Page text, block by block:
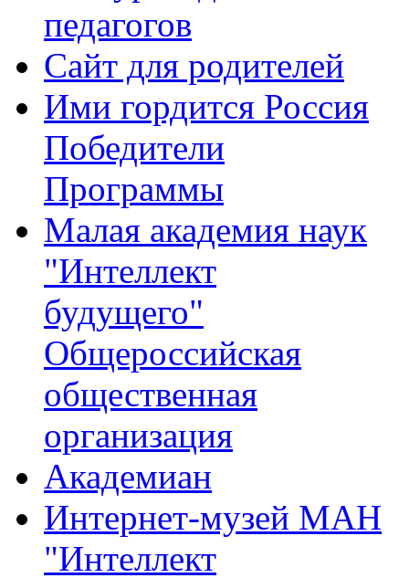
педагогов
Сайт для родителей
Ими гордится Россия
Победители
Программы
Малая академия наук
"Интеллект
будущего"
Общероссийская
общественная
организация
Академиан
Интернет-музей МАН
"Интеллект